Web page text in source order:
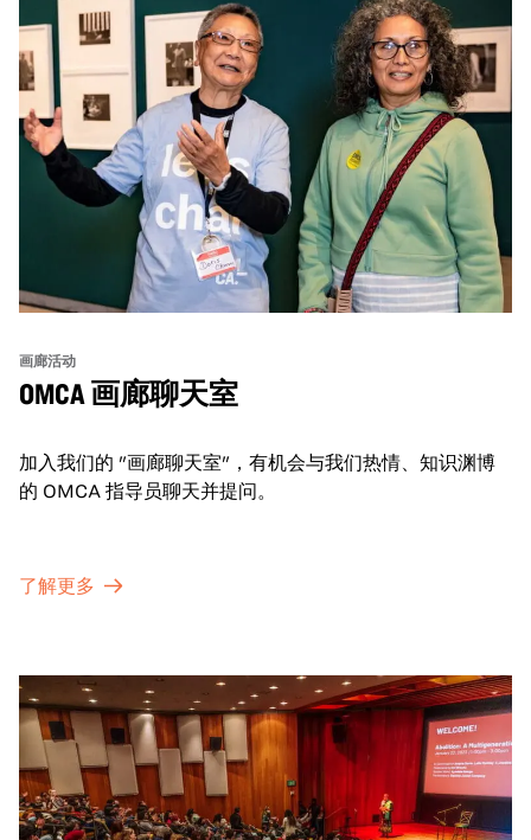
画廊活动
OMCA 画廊聊天室
加入我们的 "画廊聊天室"，有机会与我们热情、知识渊博
的 OMCA 指导员聊天并提问。
了解更多